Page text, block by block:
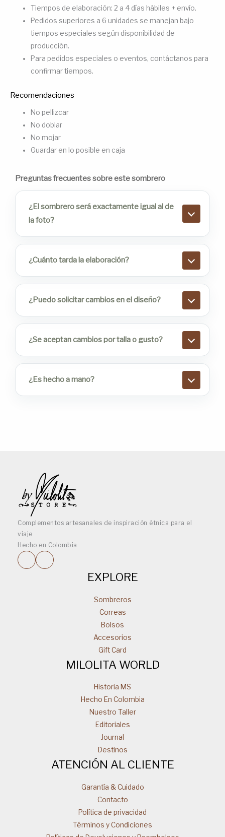
Tiempos de elaboración: 2 a 4 días hábiles + envío.
Pedidos superiores a 6 unidades se manejan bajo
tiempos especiales según disponibilidad de
producción.
Para pedidos especiales o eventos, contáctanos para
confirmar tiempos.
Recomendaciones
No pellizcar
No doblar
No mojar
Guardar en lo posible en caja
Preguntas frecuentes sobre este sombrero
¿El sombrero será exactamente igual al de
la foto?
¿Cuánto tarda la elaboración?
¿Puedo solicitar cambios en el diseño?
¿Se aceptan cambios por talla o gusto?
¿Es hecho a mano?
Complementos artesanales de inspiración étnica para el
viaje
Hecho en Colombia
EXPLORE
Sombreros
Correas
Bolsos
Accesorios
Gift Card
MILOLITA WORLD
Historia MS
Hecho En Colombia
Nuestro Taller
Editoriales
Journal
Destinos
ATENCIÓN AL CLIENTE
Garantía & Cuidado
Contacto
Política de privacidad
Términos y Condiciones